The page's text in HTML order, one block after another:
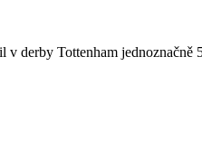
derby Tottenham jednoznačně